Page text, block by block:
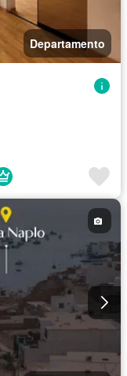
Departamento